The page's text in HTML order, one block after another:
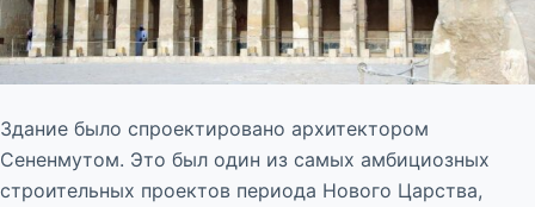
Здание было спроектировано архитектором
Сененмутом. Это был один из самых амбициозных
строительных проектов периода Нового Царства,